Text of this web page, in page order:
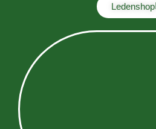
Ledenshop